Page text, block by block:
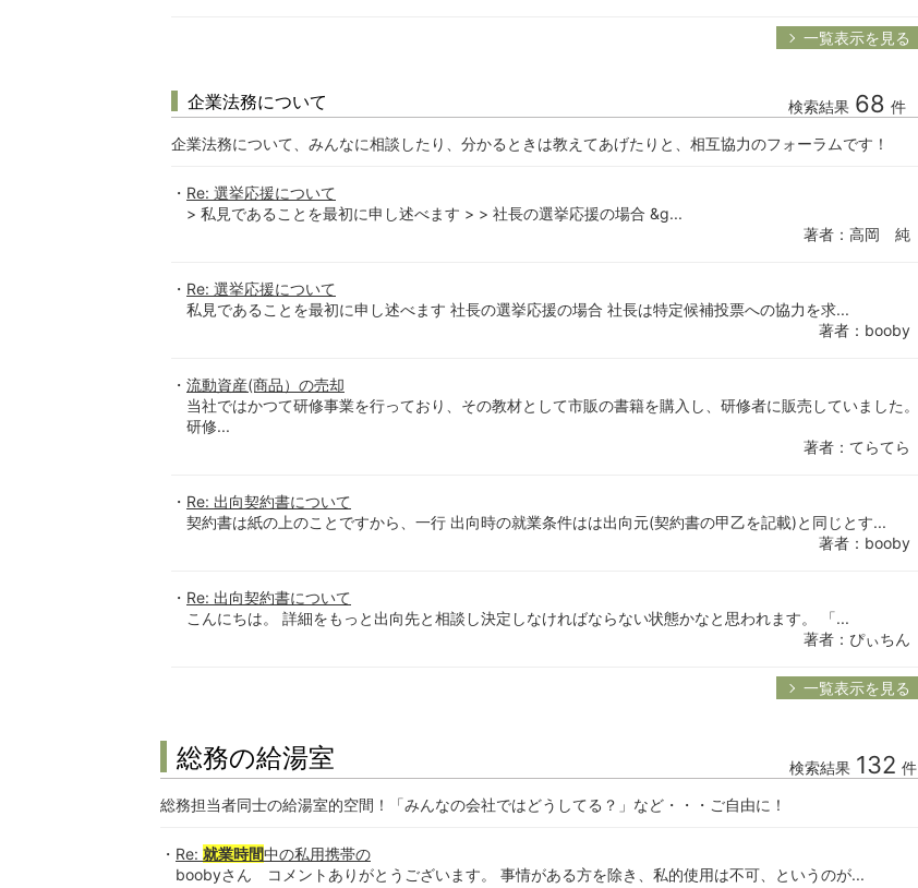
一覧表示を見る
企業法務について 検索結果 68 件
企業法務について、みんなに相談したり、分かるときは教えてあげたりと、相互協力のフォーラムです！
Re: 選挙応援について
> 私見であることを最初に申し述べます > > 社長の選挙応援の場合 &g...
著者：高岡 純
Re: 選挙応援について
私見であることを最初に申し述べます 社長の選挙応援の場合 社長は特定候補投票への協力を求...
著者：booby
流動資産(商品）の売却
当社ではかつて研修事業を行っており、その教材として市販の書籍を購入し、研修者に販売していました。
研修...
著者：てらてら
Re: 出向契約書について
契約書は紙の上のことですから、一行 出向時の就業条件はは出向元(契約書の甲乙を記載)と同じとす...
著者：booby
Re: 出向契約書について
こんにちは。 詳細をもっと出向先と相談し決定しなければならない状態かなと思われます。 「...
著者：ぴぃちん
一覧表示を見る
総務の給湯室 検索結果 132 件
総務担当者同士の給湯室的空間！「みんなの会社ではどうしてる？」など・・・ご自由に！
Re: 就業時間中の私用携帯の
boobyさん コメントありがとうございます。 事情がある方を除き、私的使用は不可、というのが...